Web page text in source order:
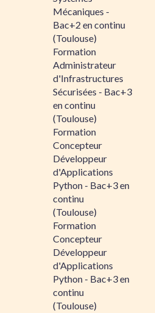
Mécaniques -
Bac+2 en continu
(Toulouse)
Formation
Administrateur
d'Infrastructures
Sécurisées - Bac+3
en continu
(Toulouse)
Formation
Concepteur
Développeur
d'Applications
Python - Bac+3 en
continu
(Toulouse)
Formation
Concepteur
Développeur
d'Applications
Python - Bac+3 en
continu
(Toulouse)